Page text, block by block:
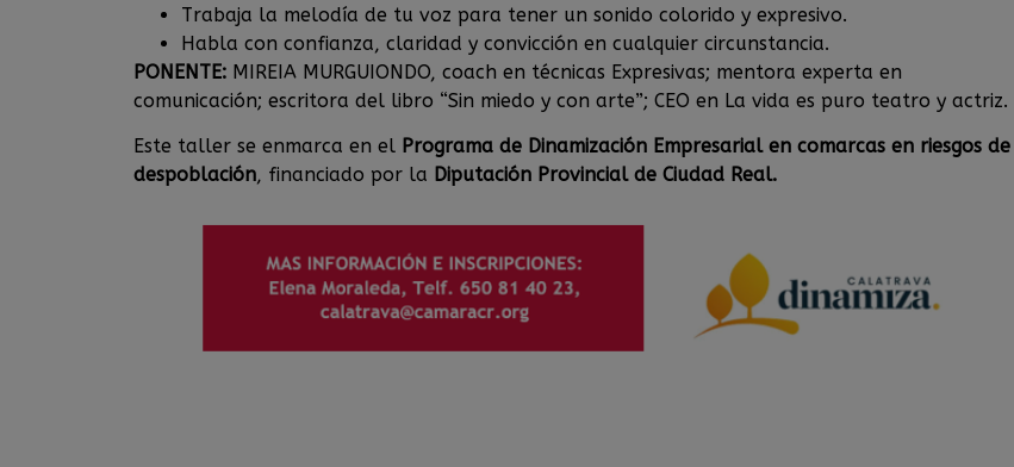
Trabaja la melodía de tu voz para tener un sonido colorido y expresivo.
Habla con confianza, claridad y convicción en cualquier circunstancia.
PONENTE: MIREIA MURGUIONDO, coach en técnicas Expresivas; mentora experta en
comunicación; escritora del libro “Sin miedo y con arte”; CEO en La vida es puro teatro y actriz.
Este taller se enmarca en el Programa de Dinamización Empresarial en comarcas en riesgos de
despoblación, financiado por la Diputación Provincial de Ciudad Real.